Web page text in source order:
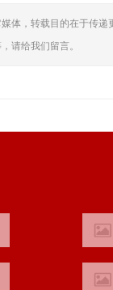
体，转载目的在于传
请给我们留言。